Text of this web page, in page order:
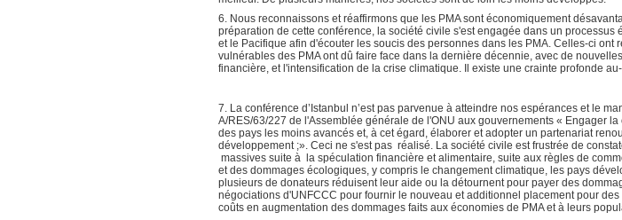
6. Nous reconnaissons et réaffirmons que les PMA sont économiquement
préparation de cette conférence, la société civile s'est engagée dans un
et le Pacifique afin d'écouter les soucis des personnes dans les PMA. Celles-ci
vulnérables des PMA ont dû faire face dans la dernière décennie, avec de
financière, et l'intensification de la crise climatique. Il existe une crainte profonde
7. La conférence d’Istanbul n’est pas parvenue à atteindre nos espérances et le
A/RES/63/227 de l'Assemblée générale de l'ONU aux gouvernements « Engager
des pays les moins avancés et, à cet égard, élaborer et adopter un partenariat
développement ;». Ceci ne s'est pas réalisé. La société civile est frustrée de
massives suite à la spéculation financière et alimentaire, suite aux règles de
et des dommages écologiques, y compris le changement climatique, les pays
plusieurs de donateurs réduisent leur aide ou la détournent pour payer des
négociations d'UNFCCC pour fournir le nouveau et additionnel placement pour
coûts en augmentation des dommages faits aux économies de PMA et à leurs